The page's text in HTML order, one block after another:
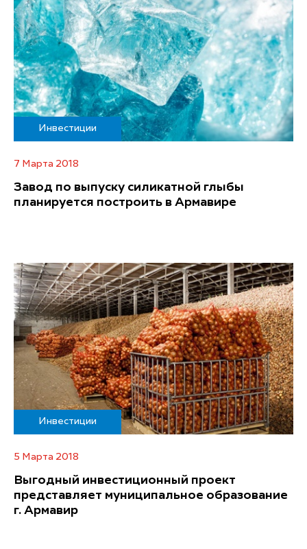
Инвестиции
7 Марта 2018
Завод по выпуску силикатной глыбы
планируется построить в Армавире
Инвестиции
5 Марта 2018
Выгодный инвестиционный проект
представляет муниципальное образование
г. Армавир